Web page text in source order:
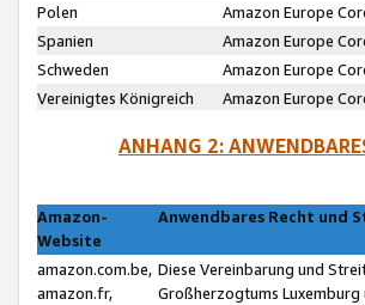
Polen
Amazon Europe
Spanien
Amazon Europe
Schweden
Amazon Europe
Vereinigtes Königreich
Amazon Europe
ANHANG 2:
Amazon-
Website
Anwendbares Recht und
amazon.com.be,
amazon.fr,
Diese Vereinbarung und
Großherzogtums